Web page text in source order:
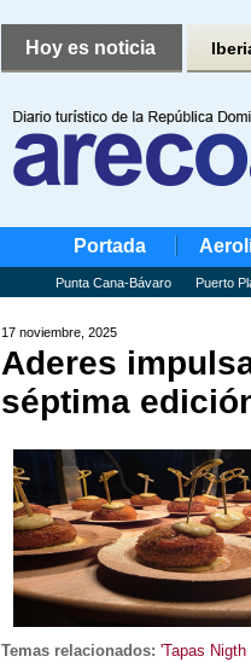
Hoy es noticia
Portada
Punta Cana-Bávaro Puerto
17 noviembre, 2025
Aderes
séptima
Temas relacionados: 'Tapas Nigth